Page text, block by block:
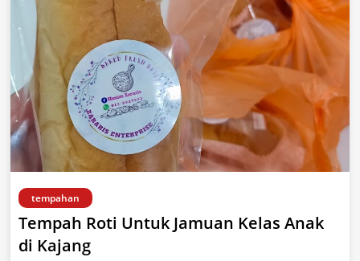
tempahan
Tempah Roti Untuk Jamuan Kelas Anak
di Kajang